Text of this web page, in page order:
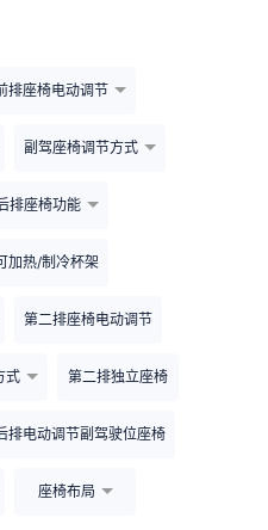
排座椅电动调节
副驾座椅调节方式
排座椅功能
加热/制冷杯架
第二排座椅电动调节
式 第二排独立座椅
排电动调节副驾驶位座椅
座椅布局